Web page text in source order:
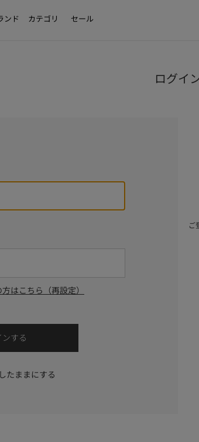
ンド カテゴリ セール
ログイ
はこちら（再設定）
たままにする
ご